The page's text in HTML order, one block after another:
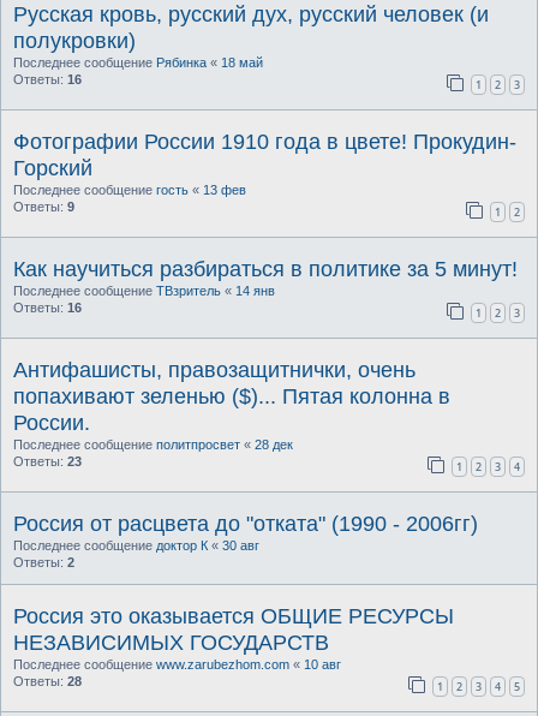
Русская кровь, русский дух, русский человек (и
полукровки)
Последнее сообщение Рябинка « 18 май
Ответы: 16 1 2 3
Фотографии России 1910 года в цвете! Прокудин-
Горский
Последнее сообщение гость « 13 фев
Ответы: 9 1 2
Как научиться разбираться в политике за 5 минут!
Последнее сообщение ТВзритель « 14 янв
Ответы: 16 1 2 3
Антифашисты, правозащитнички, очень
попахивают зеленью ($)... Пятая колонна в
России.
Последнее сообщение политпросвет « 28 дек
Ответы: 23 1 2 3 4
Россия от расцвета до "отката" (1990 - 2006гг)
Последнее сообщение доктор К « 30 авг
Ответы: 2
Россия это оказывается ОБЩИЕ РЕСУРСЫ
НЕЗАВИСИМЫХ ГОСУДАРСТВ
Последнее сообщение www.zarubezhom.com « 10 авг
Ответы: 28 1 2 3 4 5